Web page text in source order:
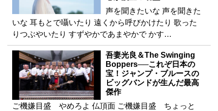
声を聞きたいな 声を聞きた
いな 耳もとで囁いたり 遠くから呼びかけたり 歌った
りつぶやいたり すずやかであまやかで かす…
吾妻光良＆The Swinging
Boppers──これぞ日本の
宝！ジャンプ・ブルースの
ビッグバンドが生んだ最高
傑作
ご機嫌目盛 やめろよ 仏頂面 ご機嫌目盛 ちょっと